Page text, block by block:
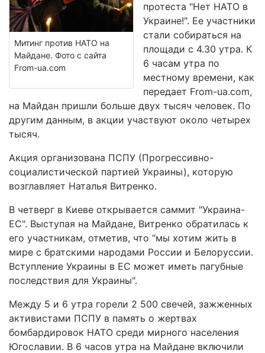
Митинг против НАТО на
Майдане. Фото с сайта
From-ua.com
протеста "Нет НАТО в
Украине!". Ее участники
стали собираться на
площади с 4.30 утра. К
6 часам утра по
местному времени, как
передает From-ua.com,
на Майдан пришли больше двух тысяч человек. По
другим данным, в акции участвуют около четырех
тысяч.
Акция организована ПСПУ (Прогрессивно-
социалистической партией Украины), которую
возглавляет Наталья Витренко.
В четверг в Киеве открывается саммит "Украина-
ЕС". Выступая на Майдане, Витренко обратилась к
его участникам, отметив, что "мы хотим жить в
мире с братскими народами России и Белоруссии.
Вступление Украины в ЕС может иметь пагубные
последствия для Украины".
Между 5 и 6 утра горели 2 500 свечей, зажженных
активистами ПСПУ в память о жертвах
бомбардировок НАТО среди мирного населения
Югославии. В 6 часов утра на Майдане включили